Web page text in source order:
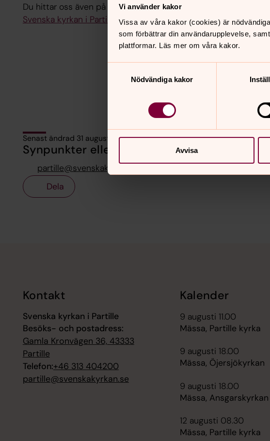
Vi använder kakor
Vissa av våra kakor (cookies) är
som förbättrar din användarupplevelse,
plattformar. Läs mer om våra kakor.
Nödvändiga kakor
Avvisa
Du hittar oss även på Instagram!
Svenska kyrkan i Partille på Instagram
Senast ändrad 31 augusti 2021
Synpunkter eller frågor på sidans innehåll?
partille@svenskakyrkan.se
Dela
Kontakt
Svenska kyrkan i Partille
Besöks- och postadress:
Gamla Kronvägen 36, 43333
Partille
Telefon:+46 313 404200
partille@svenskakyrkan.se
Kalender
9 augusti 11.00
Mässa, Partille kyrka
9 augusti 18.00
Mässa, Öjersjökyrkan
9 augusti 18.00
Mässa, Ansgarskyrkan
12 augusti 08.30
Mässa, Partille kyrka